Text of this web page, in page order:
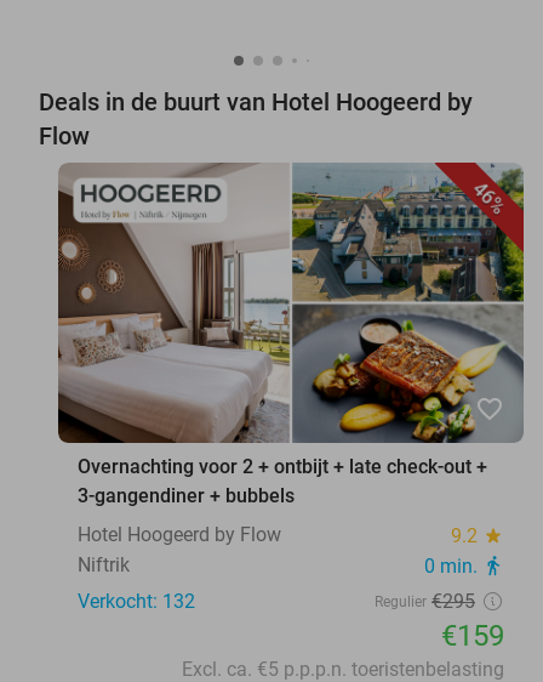
Deals in de buurt van Hotel Hoogeerd by
Flow
46%
favorite_border
Overnachting voor 2 + ontbijt + late check-out +
3-gangendiner + bubbels
Hotel Hoogeerd by Flow
9.2 star
Niftrik 0 min. directions_walk
Verkocht: 132 Regulier €295
€159
Excl. ca. €5 p.p.p.n. toeristenbelasting